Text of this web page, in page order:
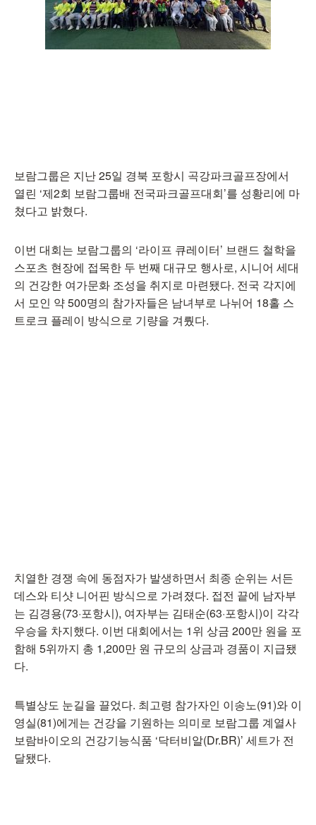
보람그룹은 지난 25일 경북 포항시 곡강파크골프장에서
열린 ‘제2회 보람그룹배 전국파크골프대회’를 성황리에 마
쳤다고 밝혔다.
이번 대회는 보람그룹의 ‘라이프 큐레이터’ 브랜드 철학을
스포츠 현장에 접목한 두 번째 대규모 행사로, 시니어 세대
의 건강한 여가문화 조성을 취지로 마련됐다. 전국 각지에
서 모인 약 500명의 참가자들은 남녀부로 나뉘어 18홀 스
트로크 플레이 방식으로 기량을 겨뤘다.
치열한 경쟁 속에 동점자가 발생하면서 최종 순위는 서든
데스와 티샷 니어핀 방식으로 가려졌다. 접전 끝에 남자부
는 김경용(73·포항시), 여자부는 김태순(63·포항시)이 각각
우승을 차지했다. 이번 대회에서는 1위 상금 200만 원을 포
함해 5위까지 총 1,200만 원 규모의 상금과 경품이 지급됐
다.
특별상도 눈길을 끌었다. 최고령 참가자인 이송노(91)와 이
영실(81)에게는 건강을 기원하는 의미로 보람그룹 계열사
보람바이오의 건강기능식품 ‘닥터비알(Dr.BR)’ 세트가 전
달됐다.